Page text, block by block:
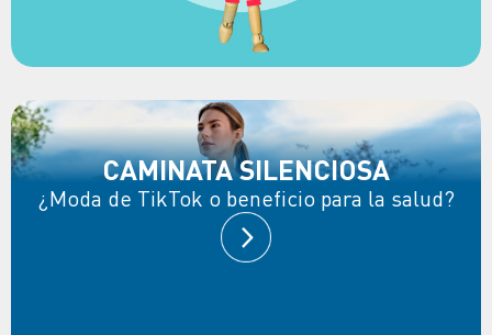
CAMINATA SILENCIOSA
¿Moda de TikTok o beneficio para la salud?